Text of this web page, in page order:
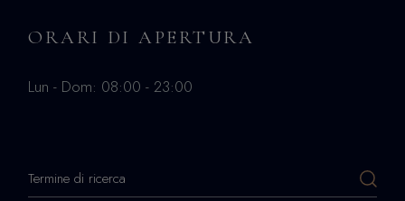
ORARI DI APERTURA
Lun - Dom: 08:00 - 23:00